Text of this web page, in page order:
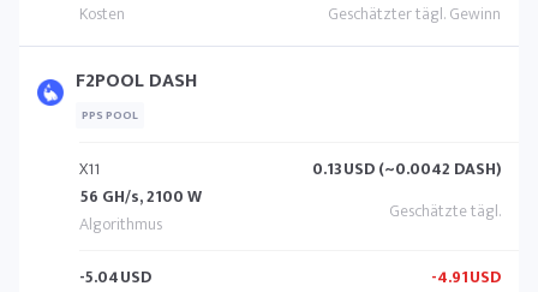
F2POOL DASH
PPS POOL
X11
56 GH/s, 2100 W
0.13USD (~0.0042 DASH)
-5.04USD -4.91USD